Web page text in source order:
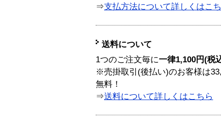
⇒支払方法について詳しくはこ
送料について
1つのご注文毎に一律1,100円(税
※売掛取引(後払い)のお客様は
無料！
⇒送料について詳しくはこちら